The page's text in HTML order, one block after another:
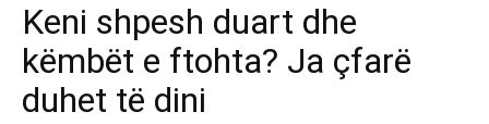
Keni shpesh duart dhe
këmbët e ftohta? Ja çfarë
duhet të dini